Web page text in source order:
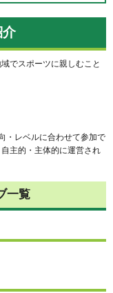
介
でスポーツに親しむこと
・レベルに合わせて参加で
主的・主体的に運営され
一覧